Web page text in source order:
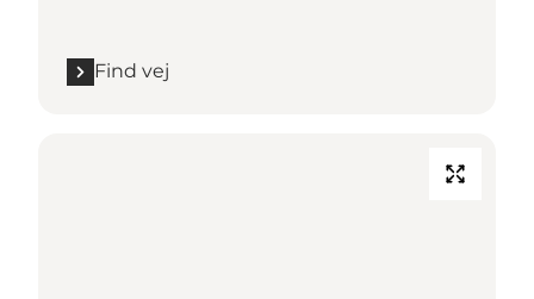
Find vej